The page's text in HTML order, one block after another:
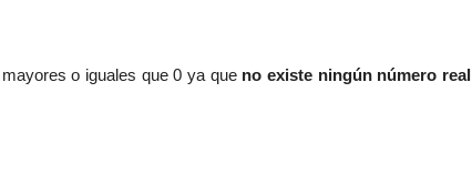
o iguales que 0 ya que no existe ningún número real